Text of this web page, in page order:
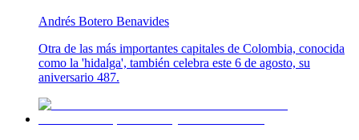
Andrés Botero Benavides
Otra de las más importantes capitales de Colombia, conocida
como la 'hidalga', también celebra este 6 de agosto, su
aniversario 487.